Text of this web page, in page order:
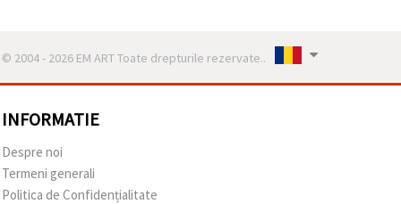
© 2004 - 2026 EM ART Toate drepturile rezervate..
INFORMATIE
Despre noi
Termeni generali
Politica de Confidențialitate